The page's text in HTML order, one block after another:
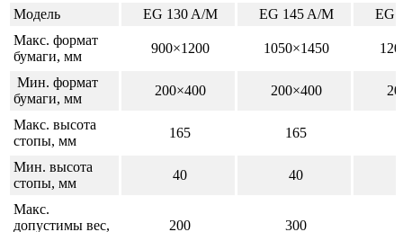
Модель
EG 130 A/M EG 145 A/M
EG
Макс. формат
бумаги, мм
900×1200 1050×1450
Мин. формат
бумаги, мм
200×400 200×400
Макс. высота
стопы, мм
165 165
Мин. высота
стопы, мм
40 40
Макс.
допустимы вес,
200 300